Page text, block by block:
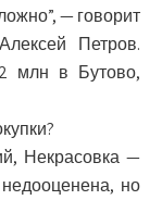
— говорит
Петров.
млн в Бутово,
Некрасовка —
но